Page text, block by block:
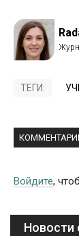
ТЕГИ:
Войдите,
Новости